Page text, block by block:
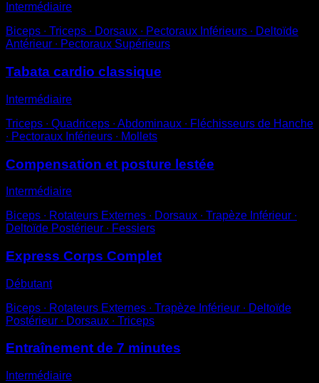
Intermédiaire
Biceps ∙ Triceps ∙ Dorsaux ∙ Pectoraux Inférieurs ∙ Deltoïde
Antérieur ∙ Pectoraux Supérieurs
Tabata cardio classique
Intermédiaire
Triceps ∙ Quadriceps ∙ Abdominaux ∙ Fléchisseurs de Hanche
∙ Pectoraux Inférieurs ∙ Mollets
Compensation et posture lestée
Intermédiaire
Biceps ∙ Rotateurs Externes ∙ Dorsaux ∙ Trapèze Inférieur ∙
Deltoïde Postérieur ∙ Fessiers
Express Corps Complet
Débutant
Biceps ∙ Rotateurs Externes ∙ Trapèze Inférieur ∙ Deltoïde
Postérieur ∙ Dorsaux ∙ Triceps
Entraînement de 7 minutes
Intermédiaire